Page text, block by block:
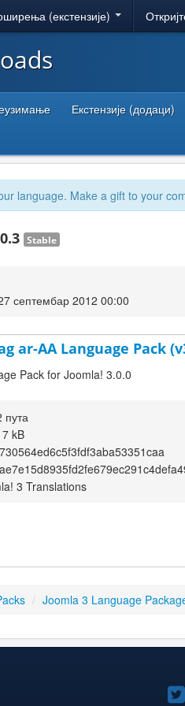
(екстензије)
Екстензије (додаци)
language. Make a gift to your
Stable
септембар 2012 00:00
ar-AA Language Pack
Pack for Joomla! 3.0.0
пута
kB
3 Translations
/ Joomla 3 Language